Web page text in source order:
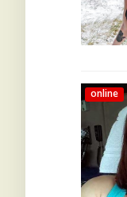
online